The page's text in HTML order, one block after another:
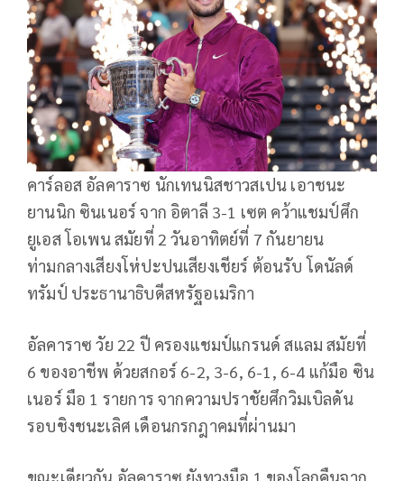
คาร์ลอส อัลคาราซ นักเทนนิสชาวสเปน เอาชนะ
ยานนิก ซินเนอร์ จาก อิตาลี 3-1 เซต คว้าแชมป์ศึก
ยูเอส โอเพน สมัยที่ 2 วันอาทิตย์ที่ 7 กันยายน
ท่ามกลางเสียงโห่ปะปนเสียงเชียร์ ต้อนรับ โดนัลด์
ทรัมป์ ประธานาธิบดีสหรัฐอเมริกา
อัลคาราซ วัย 22 ปี ครองแชมป์แกรนด์ สแลม สมัยที่
6 ของอาชีพ ด้วยสกอร์ 6-2, 3-6, 6-1, 6-4 แก้มือ ซิน
เนอร์ มือ 1 รายการ จากความปราชัยศึกวิมเบิลดัน
รอบชิงชนะเลิศ เดือนกรกฎาคมที่ผ่านมา